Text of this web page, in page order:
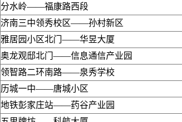
分水岭——福康路西段
济南三中领秀校区——孙村新区
雅居园小区北门——华昱大厦
奥龙观邸北门——信息通信产业园
领智路二环南路——泉秀学校
历城一中——唐城小区
地铁彭家庄站——药谷产业园